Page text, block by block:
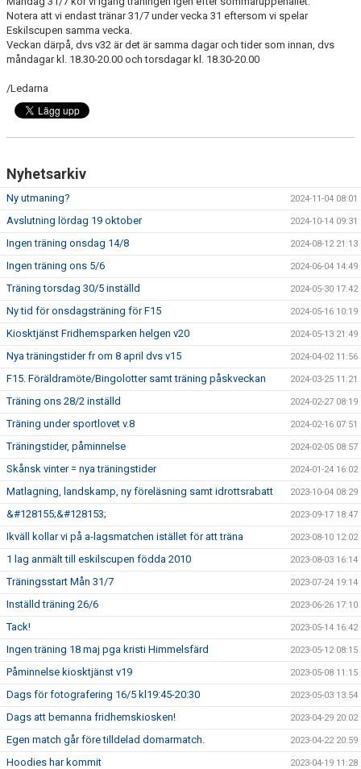
KONTAKT
PLANSKISS FRIDHEMSPARKEN
Notera att vi endast tränar 31/7 under vecka 31 eftersom vi spelar
Eskilscupen samma vecka.
Veckan därpå, dvs v32 är det är samma dagar och tider som innan, dvs
måndagar kl. 18.30-20.00 och torsdagar kl. 18.30-20.00
/Ledarna
Nyhetsarkiv
Ny utmaning? 2024-11-04 08:01
Avslutning lördag 19 oktober 2024-10-14 09:31
Ingen träning onsdag 14/8 2024-08-12 21:13
Ingen träning ons 5/6 2024-06-04 14:49
Träning torsdag 30/5 inställd 2024-05-30 17:42
Ny tid för onsdagsträning för F15 2024-05-16 10:19
Kiosktjänst Fridhemsparken helgen v20 2024-05-13 21:49
Nya träningstider fr om 8 april dvs v15 2024-04-02 11:56
F15. Föräldramöte/Bingolotter samt träning påskveckan 2024-03-25 11:21
Träning ons 28/2 inställd 2024-02-27 08:19
Träning under sportlovet v.8 2024-02-16 07:51
Träningstider, påminnelse 2024-02-05 08:57
Skånsk vinter = nya träningstider 2024-01-24 16:02
Matlagning, landskamp, ny föreläsning samt idrottsrabatt 2023-10-04 08:29
&#128155;&#128153; 2023-09-17 18:47
Ikväll kollar vi på a-lagsmatchen istället för att träna 2023-08-10 12:02
1 lag anmält till eskilscupen födda 2010 2023-08-03 16:14
Träningsstart Mån 31/7 2023-07-24 19:14
Inställd träning 26/6 2023-06-26 17:10
Tack! 2023-05-14 16:42
Ingen träning 18 maj pga kristi Himmelsfärd 2023-05-12 08:15
Påminnelse kiosktjänst v19 2023-05-08 11:15
Dags för fotografering 16/5 kl19:45-20:30 2023-05-03 13:54
Dags att bemanna fridhemskiosken! 2023-04-29 20:02
Egen match går före tilldelad domarmatch. 2023-04-22 20:59
Hoodies har kommit 2023-04-19 11:28